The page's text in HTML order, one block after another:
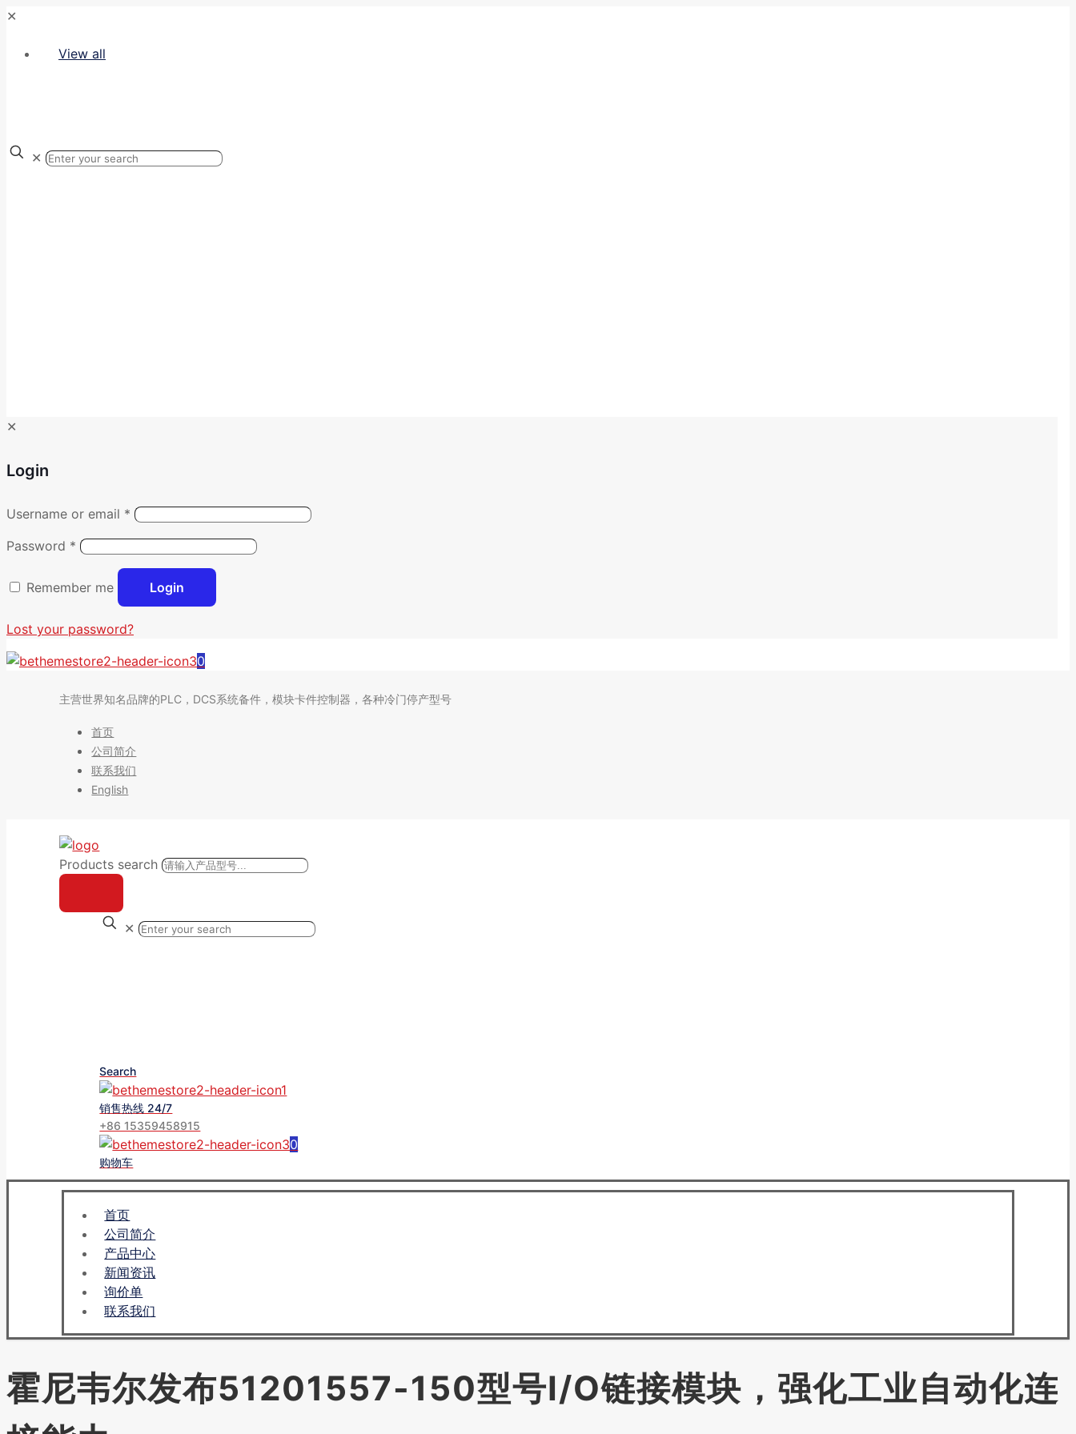
✕
View all
✕
✕
Login
Username or email *
Password *
Remember me Login
Lost your password?
0
主营世界知名品牌的PLC，DCS系统备件，模块卡件控制器，各种冷门停产型号
首页
公司简介
联系我们
English
Products search
✕
Search
销售热线 24/7
+86 15359458915
0
购物车
首页
公司简介
产品中心
新闻资讯
询价单
联系我们
霍尼韦尔发布51201557-150型号I/O链接模块，强化工业自动化连